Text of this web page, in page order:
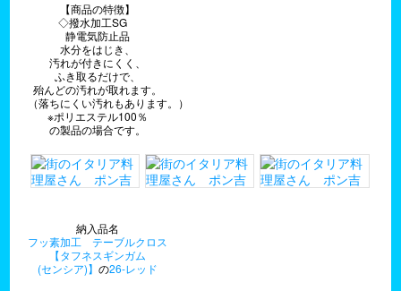
【商品の特徴】
◇撥水加工SG
静電気防止品
水分をはじき、
汚れが付きにくく、
ふき取るだけで、
殆んどの汚れが取れます。
（落ちにくい汚れもあります。）
※ポリエステル100％
の製品の場合です。
納入品名
フッ素加工 テーブルクロス
【タフネスギンガム
(センシア)】の26-レッド